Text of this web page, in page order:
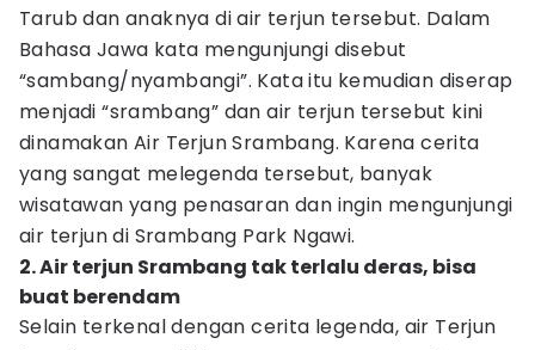
Tarub dan anaknya di air terjun tersebut. Dalam
Bahasa Jawa kata mengunjungi disebut
“sambang/nyambangi”. Kata itu kemudian diserap
menjadi “srambang” dan air terjun tersebut kini
dinamakan Air Terjun Srambang. Karena cerita
yang sangat melegenda tersebut, banyak
wisatawan yang penasaran dan ingin mengunjungi
air terjun di Srambang Park Ngawi.
2. Air terjun Srambang tak terlalu deras, bisa
buat berendam
Selain terkenal dengan cerita legenda, air Terjun